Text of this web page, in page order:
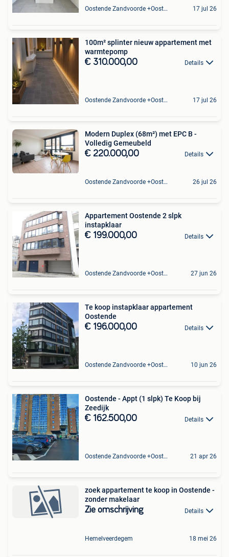
Oostende Zandvoorde +Oostende 17 jul 26
100m² splinter nieuw appartement met
warmtepomp
€ 310.000,00 Details
Oostende Zandvoorde +Oostende 17 jul 26
Modern Duplex (68m²) met EPC B -
Volledig Gemeubeld
€ 220.000,00 Details
Oostende Zandvoorde +Oostende 26 jul 26
Appartement Oostende 2 slpk
instapklaar
€ 199.000,00 Details
Oostende Zandvoorde +Oostende 27 jun 26
Te koop instapklaar appartement
Oostende
€ 196.000,00 Details
Oostende Zandvoorde +Oostende 10 jun 26
Oostende - Appt (1 slpk) Te Koop bij
Zeedijk
€ 162.500,00 Details
Oostende Zandvoorde +Oostende 21 apr 26
zoek appartement te koop in Oostende -
zonder makelaar
Zie omschrijving Details
Hemelveerdegem 18 mei 26